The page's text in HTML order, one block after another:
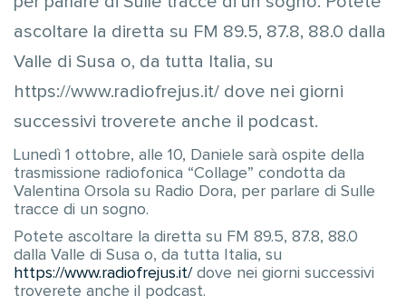
ascoltare la diretta su FM 89.5, 87.8, 88.0 dalla
Valle di Susa o, da tutta Italia, su
https://www.radiofrejus.it/ dove nei giorni
successivi troverete anche il podcast.
Lunedì 1 ottobre, alle 10, Daniele sarà ospite della
trasmissione radiofonica “Collage” condotta da
Valentina Orsola su Radio Dora, per parlare di Sulle
tracce di un sogno.
Potete ascoltare la diretta su FM 89.5, 87.8, 88.0
dalla Valle di Susa o, da tutta Italia, su
https://www.radiofrejus.it/dove nei giorni successivi
troverete anche il podcast.